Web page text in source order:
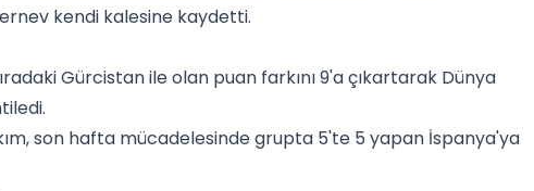
kendi kalesine kaydetti.
Gürcistan ile olan puan farkını 9'a çıkartarak Dünya
son hafta mücadelesinde grupta 5'te 5 yapan İspanya'ya